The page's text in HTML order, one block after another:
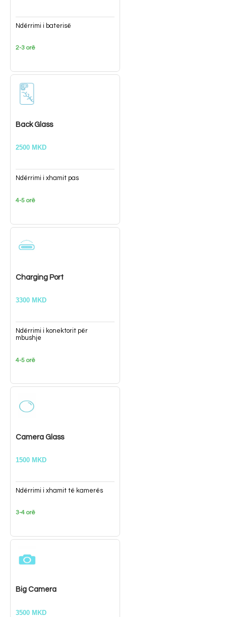
Ndërrimi i baterisë
2-3 orë
Back Glass
2500 MKD
Ndërrimi i xhamit pas
4-5 orë
Charging Port
3300 MKD
Ndërrimi i konektorit për
mbushje
4-5 orë
Camera Glass
1500 MKD
Ndërrimi i xhamit të kamerës
3-4 orë
Big Camera
3500 MKD